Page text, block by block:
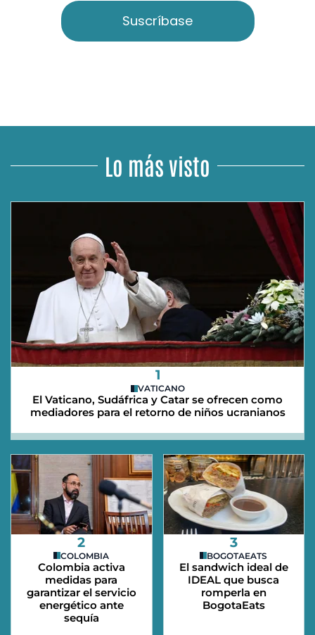
Suscríbase
Lo más visto
1
VATICANO
El Vaticano, Sudáfrica y Catar se ofrecen como
mediadores para el retorno de niños ucranianos
2
COLOMBIA
Colombia activa
medidas para
garantizar el servicio
energético ante
sequía
3
BOGOTAEATS
El sandwich ideal de
IDEAL que busca
romperla en
BogotaEats